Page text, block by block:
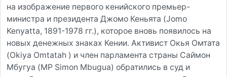
на изображение первого кенийского премьер-
министра и президента Джомо Кеньята (Jomo
Kenyatta, 1891-1978 гг.), которое вновь появилось на
новых денежных знаках Кении. Активист Окья Омтата
(Okiya Omtatah ) и член парламента страны Саймон
Мбугуа (MP Simon Mbugua) обратились в суд и